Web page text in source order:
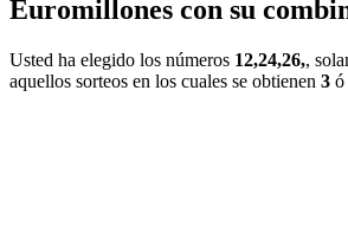
Euromillones con su
Usted ha elegido los números 12,24,26,,
aquellos sorteos en los cuales se obtienen 3 ó